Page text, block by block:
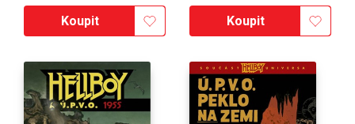
Koupit Koupit